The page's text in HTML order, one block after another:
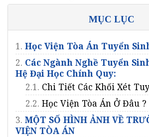
MỤC LỤC
1. Học Viện Tòa Án Tuyển
2. Các Ngành Nghề Tuyển
Hệ Đại Học Chính Quy:
2.1. Chi Tiết Các Khối Xét
2.2. Học Viện Tòa Án Ở Đâu ?
3. MỘT SỐ HÌNH ẢNH VỀ
VIỆN TÒA ÁN